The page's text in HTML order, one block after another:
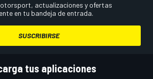
actualizaciones y ofertas
en tu bandeja de entrada.
SUSCRIBIRSE
tus aplicaciones